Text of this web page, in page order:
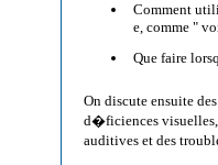
Comment
e, comme "
Que faire
On discute ensuite
d�ficiences visuelles,
auditives et des